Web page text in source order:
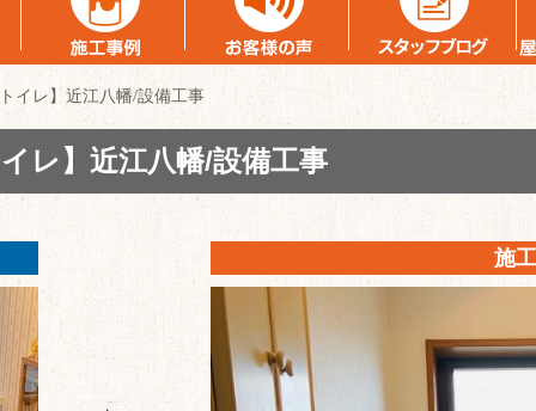
イレ】近江八幡/設備工事
レ】近江八幡/設備工事
施